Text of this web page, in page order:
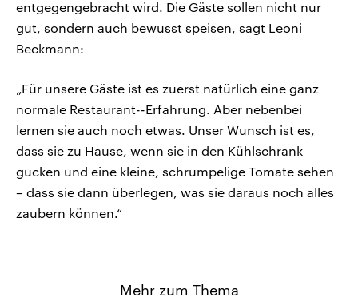
entgegengebracht wird. Die Gäste sollen nicht nur
gut, sondern auch bewusst speisen, sagt Leoni
Beckmann:
„Für unsere Gäste ist es zuerst natürlich eine ganz
normale Restaurant--Erfahrung. Aber nebenbei
lernen sie auch noch etwas. Unser Wunsch ist es,
dass sie zu Hause, wenn sie in den Kühlschrank
gucken und eine kleine, schrumpelige Tomate sehen
– dass sie dann überlegen, was sie daraus noch alles
zaubern können.“
Mehr zum Thema